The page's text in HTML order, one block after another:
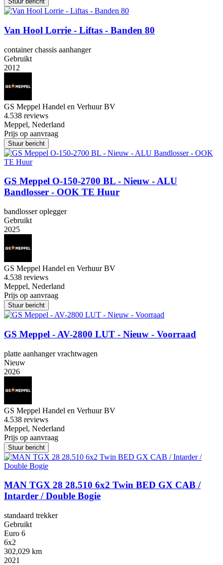
Van Hool Lorrie - Liftas - Banden 80
container chassis aanhanger
Gebruikt
2012
GS Meppel Handel en Verhuur BV
4.538 reviews
Meppel, Nederland
Prijs op aanvraag
Stuur bericht
GS Meppel O-150-2700 BL - Nieuw - ALU
Bandlosser - OOK TE Huur
bandlosser oplegger
Gebruikt
2025
GS Meppel Handel en Verhuur BV
4.538 reviews
Meppel, Nederland
Prijs op aanvraag
Stuur bericht
GS Meppel - AV-2800 LUT - Nieuw - Voorraad
platte aanhanger vrachtwagen
Nieuw
2026
GS Meppel Handel en Verhuur BV
4.538 reviews
Meppel, Nederland
Prijs op aanvraag
Stuur bericht
MAN TGX 28 28.510 6x2 Twin BED GX CAB /
Intarder / Double Bogie
standaard trekker
Gebruikt
Euro 6
6x2
302,029 km
2021